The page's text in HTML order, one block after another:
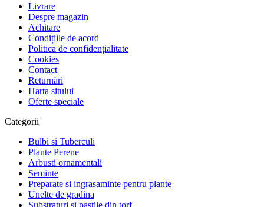
Livrare
Despre magazin
Achitare
Condițiile de acord
Politica de confidențialitate
Cookies
Contact
Returnări
Harta sitului
Oferte speciale
Categorii
Bulbi si Tuberculi
Plante Perene
Arbusti ornamentali
Seminte
Preparate si ingrasaminte pentru plante
Unelte de gradina
Substraturi si pastile din torf